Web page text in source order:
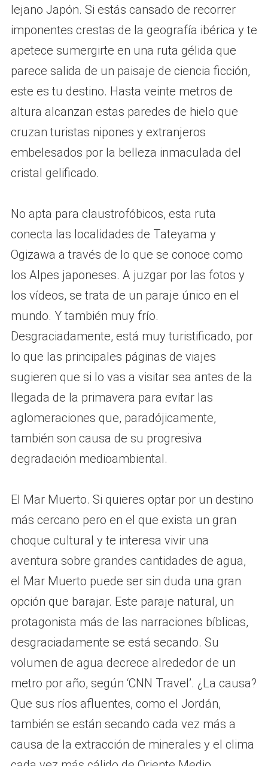
lejano Japón. Si estás cansado de recorrer
imponentes crestas de la geografía ibérica y te
apetece sumergirte en una ruta gélida que
parece salida de un paisaje de ciencia ficción,
este es tu destino. Hasta veinte metros de
altura alcanzan estas paredes de hielo que
cruzan turistas nipones y extranjeros
embelesados por la belleza inmaculada del
cristal gelificado.
No apta para claustrofóbicos, esta ruta
conecta las localidades de Tateyama y
Ogizawa a través de lo que se conoce como
los Alpes japoneses. A juzgar por las fotos y
los vídeos, se trata de un paraje único en el
mundo. Y también muy frío.
Desgraciadamente, está muy turistificado, por
lo que las principales páginas de viajes
sugieren que si lo vas a visitar sea antes de la
llegada de la primavera para evitar las
aglomeraciones que, paradójicamente,
también son causa de su progresiva
degradación medioambiental.
El Mar Muerto. Si quieres optar por un destino
más cercano pero en el que exista un gran
choque cultural y te interesa vivir una
aventura sobre grandes cantidades de agua,
el Mar Muerto puede ser sin duda una gran
opción que barajar. Este paraje natural, un
protagonista más de las narraciones bíblicas,
desgraciadamente se está secando. Su
volumen de agua decrece alrededor de un
metro por año, según ‘CNN Travel’. ¿La causa?
Que sus ríos afluentes, como el Jordán,
también se están secando cada vez más a
causa de la extracción de minerales y el clima